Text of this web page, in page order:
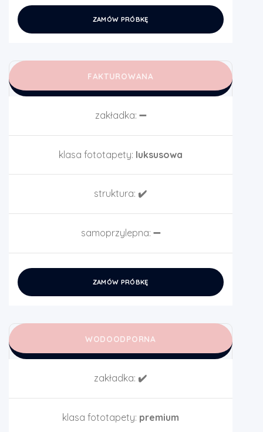
ZAMÓW PRÓBKĘ
FAKTUROWANA
zakładka: ➖
klasa fototapety: luksusowa
struktura: ✔️
samoprzylepna: ➖
ZAMÓW PRÓBKĘ
WODOODPORNA
zakładka: ✔️
klasa fototapety: premium